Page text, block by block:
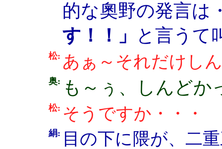
的な奧野の発言は
す！！」
と言うて
松: あぁ～それだけし
奥: も～ぅ、しんどか
松: そうですか・・・
絹: 目の下に隈が、二